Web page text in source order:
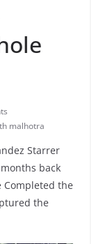
malhotra
Starrer
back
Completed the
the